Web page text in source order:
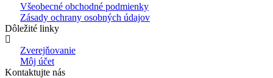
Všeobecné obchodné podmienky
Zásady ochrany osobných údajov
Dôležité linky
Zverejňovanie
Môj účet
Kontaktujte nás